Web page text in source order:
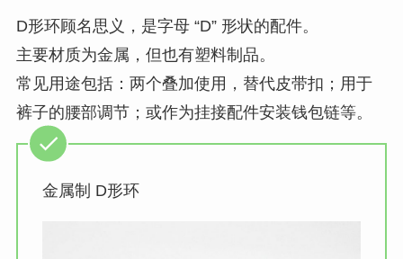
D形环顾名思义，是字母 “D” 形状的配件。
主要材质为金属，但也有塑料制品。
常见用途包括：两个叠加使用，替代皮带扣；用于
裤子的腰部调节；或作为挂接配件安装钱包链等。
金属制 D形环